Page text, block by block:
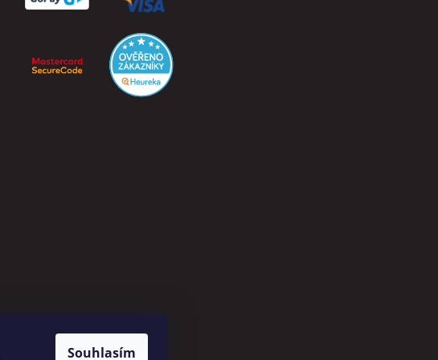
Souhlasím